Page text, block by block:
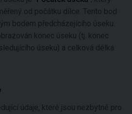
od počátku dílce. Tento bod
bodem předcházejícího úseku.
konec úseku (tj. konec
úseku) a celková délka
údaje, které jsou nezbytné pro